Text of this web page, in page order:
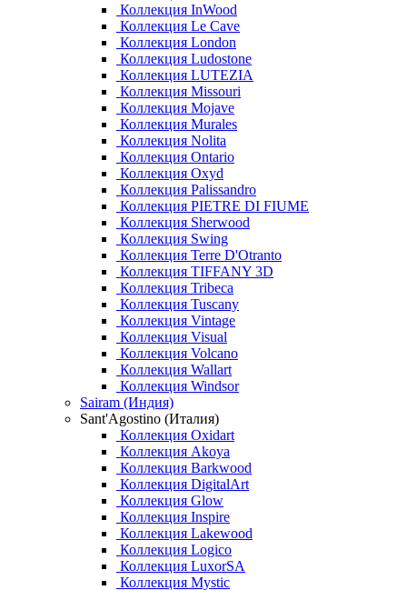
Коллекция InWood
Коллекция Le Cave
Коллекция London
Коллекция Ludostone
Коллекция LUTEZIA
Коллекция Missouri
Коллекция Mojave
Коллекция Murales
Коллекция Nolita
Коллекция Ontario
Коллекция Oxyd
Коллекция Palissandro
Коллекция PIETRE DI FIUME
Коллекция Sherwood
Коллекция Swing
Коллекция Terre D'Otranto
Коллекция TIFFANY 3D
Коллекция Tribeca
Коллекция Tuscany
Коллекция Vintage
Коллекция Visual
Коллекция Volcano
Коллекция Wallart
Коллекция Windsor
Sairam (Индия)
Sant'Agostino (Италия)
Коллекция Oxidart
Коллекция Akoya
Коллекция Barkwood
Коллекция DigitalArt
Коллекция Glow
Коллекция Inspire
Коллекция Lakewood
Коллекция Logico
Коллекция LuxorSA
Коллекция Mystic